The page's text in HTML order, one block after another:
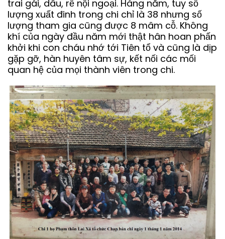
trai gái, dâu, rể nội ngoại. Hàng năm, tuy số
lượng xuất đinh trong chi chỉ là 38 nhưng số
lượng tham gia cũng được 8 mâm cỗ. Không
khí của ngày đầu năm mới thật hân hoan phấn
khởi khi con cháu nhớ tới Tiên tổ và cũng là dịp
gặp gỡ, hàn huyên tâm sự, kết nối các mối
quan hệ của mọi thành viên trong chi.